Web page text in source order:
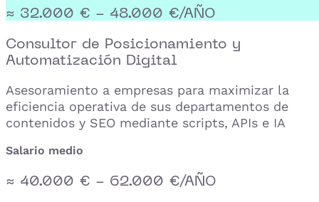
≈ 32.000 € - 48.000 €/AÑO
Consultor de Posicionamiento y
Automatización Digital
Asesoramiento a empresas para maximizar la
eficiencia operativa de sus departamentos de
contenidos y SEO mediante scripts, APIs e IA
Salario medio
≈ 40.000 € - 62.000 €/AÑO